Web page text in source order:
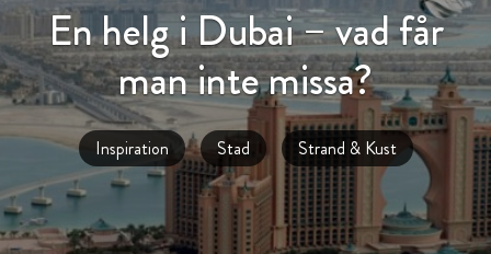
En helg i Dubai – vad får
man inte missa?
Inspiration Stad Strand & Kust